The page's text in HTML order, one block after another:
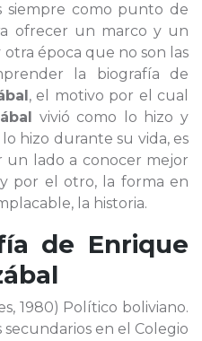
siempre como punto de
ofrecer un marco y un
época que no son las
la biografía de
, el motivo por el cual
vivió como lo hizo y
hizo durante su vida, es
un lado a conocer mejor
por el otro, la forma en
la historia.
de Enrique
1980) Político boliviano.
secundarios en el Colegio